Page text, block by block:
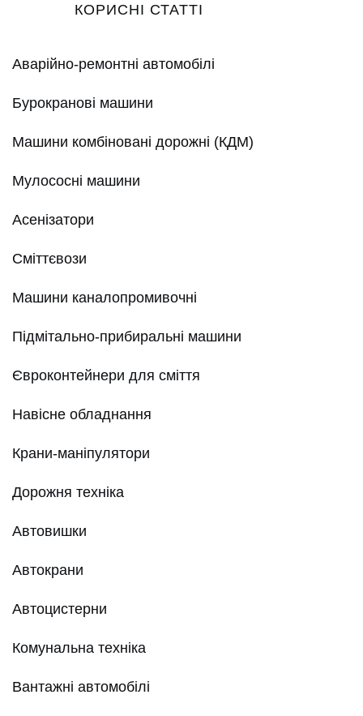
КОРИСНІ СТАТТІ
Аварійно-ремонтні автомобілі
Бурокранові машини
Машини комбіновані дорожні (КДМ)
Мулососні машини
Асенізатори
Сміттєвози
Машини каналопромивочні
Підмітально-прибиральні машини
Євроконтейнери для сміття
Навісне обладнання
Крани-маніпулятори
Дорожня техніка
Автовишки
Автокрани
Автоцистерни
Комунальна техніка
Вантажні автомобілі